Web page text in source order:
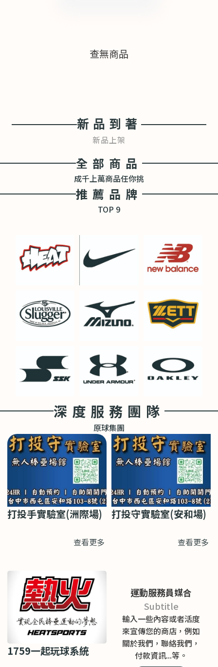
查無商品
新品到著
新品上架
全部商品
成千上萬商品任你挑
推薦品牌
TOP 9
深度服務團隊
原球集團
打投手實驗室(洲際場)
查看更多
打投守實驗室(安和場)
查看更多
1759一起玩球系統
運動服務員媒合
Subtitle
輸入一些內容或者活度
來宣傳您的商店，例如
關於我們，聯絡我們，
付款資訊...等。